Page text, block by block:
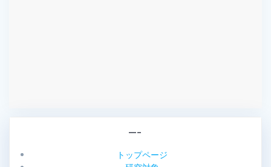
—–
トップページ